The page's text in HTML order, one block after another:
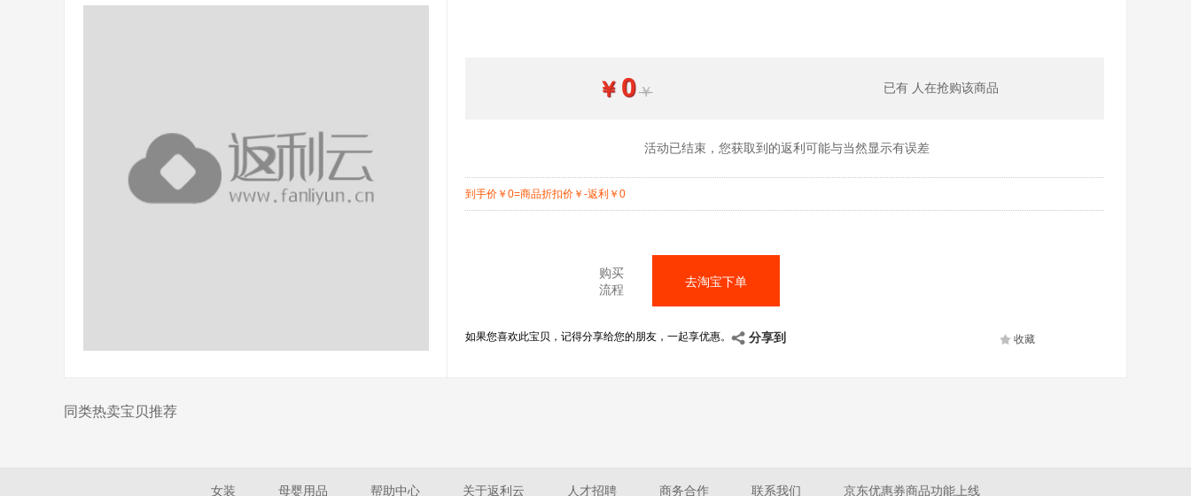
￥ 0￥ 已有 人在抢购该商品
活动已结束，您获取到的返利可能与当然显示有误差
到手价 ￥ 0=商品折扣价 ￥ -返利 ￥ 0
购买
流程
去淘宝下单
如果您喜欢此宝贝，记得分享给您的朋友，一起享优惠。 分享到 收藏
同类热卖宝贝推荐
女装 母婴用品 帮助中心 关于返利云 人才招聘 商务合作 联系我们 京东优惠券商品功能上线